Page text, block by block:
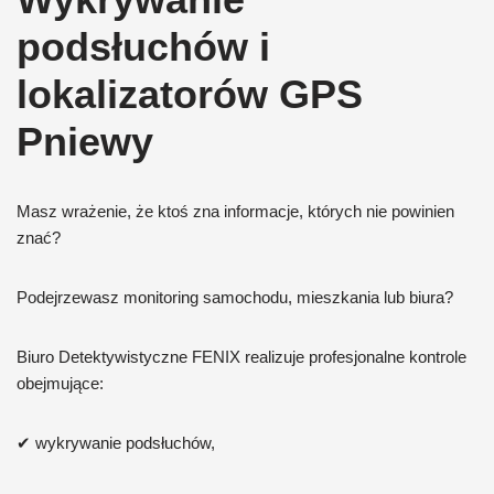
podsłuchów i
lokalizatorów GPS
Pniewy
Masz wrażenie, że ktoś zna informacje, których nie powinien
znać?
Podejrzewasz monitoring samochodu, mieszkania lub biura?
Biuro Detektywistyczne FENIX realizuje profesjonalne kontrole
obejmujące:
✔ wykrywanie podsłuchów,